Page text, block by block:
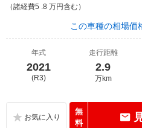
（諸経費5 .8 万円含む）
この車種の相場価
年式
2021
(R3)
走行距離
2.9
万km
無
料